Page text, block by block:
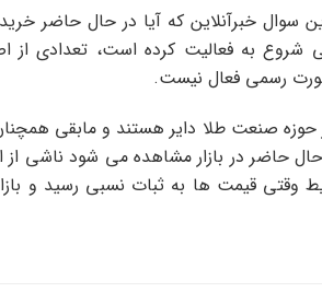
سوال خبرآنلاین که آیا در حال حاضر
شروع به فعالیت کرده است، تعدادی
رسمی فعال نیست.
۸۰ درصد اصناف در حوزه صنعت طلا دایر هستند و
حاضر در بازار مشاهده می شود ناشی
قیمت ها به ثبات نسبی رسید و بازار